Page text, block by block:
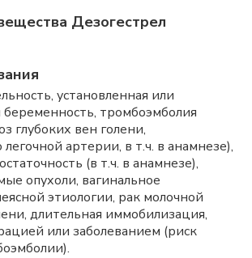
Дезогестрел
установленная или
беременность, тромбоэмболия
глубоких вен голени,
артерии, в т.ч. в анамнезе),
(в т.ч. в анамнезе),
опухоли, вагинальное
этиологии, рак молочной
длительная иммобилизация,
или заболеванием (риск